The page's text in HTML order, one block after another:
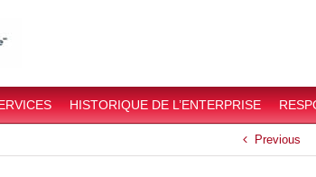
HISTORIQUE DE L’ENTERPRISE
Previous